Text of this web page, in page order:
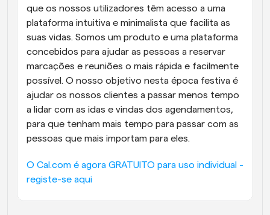
que os nossos utilizadores têm acesso a uma
plataforma intuitiva e minimalista que facilita as
suas vidas. Somos um produto e uma plataforma
concebidos para ajudar as pessoas a reservar
marcações e reuniões o mais rápida e facilmente
possível. O nosso objetivo nesta época festiva é
ajudar os nossos clientes a passar menos tempo
a lidar com as idas e vindas dos agendamentos,
para que tenham mais tempo para passar com as
pessoas que mais importam para eles.
O Cal.com é agora GRATUITO para uso individual -
registe-se aqui